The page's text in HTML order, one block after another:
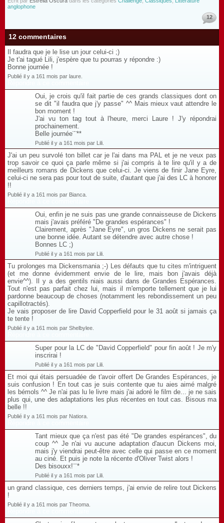
anglophone
12
12 commentaires
Il faudra que je le lise un jour celui-ci ;)
Je t'ai tagué Lili, j'espère que tu pourras y répondre :)
Bonne journée !
Publié il y a 161 mois par laure.
Oui, je crois qu'il fait partie de ces grands classiques dont on
se dit "il faudra que j'y passe" ^^ Mais mieux vaut attendre le
bon moment !
J'ai vu ton tag tout à l'heure, merci Laure ! J'y répondrai
prochainement.
Belle journée¨¨**
Publié il y a 161 mois par Lili.
J'ai un peu survolé ton billet car je l'ai dans ma PAL et je ne veux pas
trop savoir ce quoi ça parle même si j'ai compris à te lire qu'il y a de
meilleurs romans de Dickens que celui-ci. Je viens de finir Jane Eyre,
celui-ci ne sera pas pour tout de suite, d'autant que j'ai des LC à honorer
!!
Publié il y a 161 mois par Bianca.
Oui, enfin je ne suis pas une grande connaisseuse de Dickens
mais j'avais préféré "De grandes espérances" !
Clairement, après "Jane Eyre", un gros Dickens ne serait pas
une bonne idée. Autant se détendre avec autre chose !
Bonnes LC ;)
Publié il y a 161 mois par Lili.
Tu prolonges ma Dickensmania ;-) Les défauts que tu cites m'intriguent
(et me donne évidemment envie de le lire, mais bon j'avais déjà
envie^^). Il y a des gentils niais aussi dans de Grandes Espérances.
Tout n'est pas parfait chez lui, mais il m'emporte tellement que je lui
pardonne beaucoup de choses (notamment les rebondissement un peu
capillotractés).
Je vais proposer de lire David Copperfield pour le 31 août si jamais ça
te tente !
Publié il y a 161 mois par Shelbylee.
Super pour la LC de "David Copperfield" pour fin août ! Je m'y
inscrirai !
Publié il y a 161 mois par Lili.
Et moi qui étais persuadée de t'avoir offert De Grandes Espérances, je
suis confusion ! En tout cas je suis contente que tu aies aimé malgré
les bémols ^^ Je n'ai pas lu le livre mais j'ai adoré le film de... je ne sais
plus qui, une des adaptations les plus récentes en tout cas. Bisous ma
belle !!
Publié il y a 161 mois par Natiora.
Tant mieux que ça n'est pas été "De grandes espérances", du
coup ^^ Je n'ai vu aucune adaptation d'aucun Dickens moi,
mais j'y viendrai peut-être avec celle qui passe en ce moment
au ciné. Et puis je note la récente d'Oliver Twist alors !
Des bisouxx!¨¨*
Publié il y a 161 mois par Lili.
un grand classique, ces derniers temps, j'ai envie de relire tout Dickens
!
Publié il y a 161 mois par Theoma.